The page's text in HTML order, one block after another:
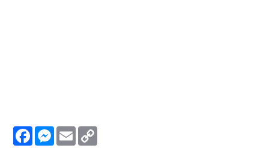
F
a
M
e
E
m